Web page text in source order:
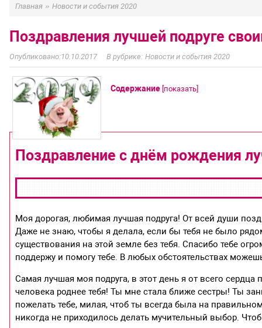
Главная » Новости и события 2020
Поздравления лучшей подруге
10.10.2017 Новости и события 2020
Содержание [показать]
Поздравление с днём рождения
Моя дорогая, любимая лучшая подруга! От всей души
Даже не знаю, чтобы я делала, если бы тебя не было
существования на этой земле без тебя. Спасибо тебе
поддержу и помогу тебе. В любых обстоятельствах
Самая лучшая моя подруга, в этот день я от всего
человека роднее тебя! Ты мне стала ближе сестры! Ты
пожелать тебе, милая, чтоб ты всегда была на
никогда не приходилось делать мучительный выбор.